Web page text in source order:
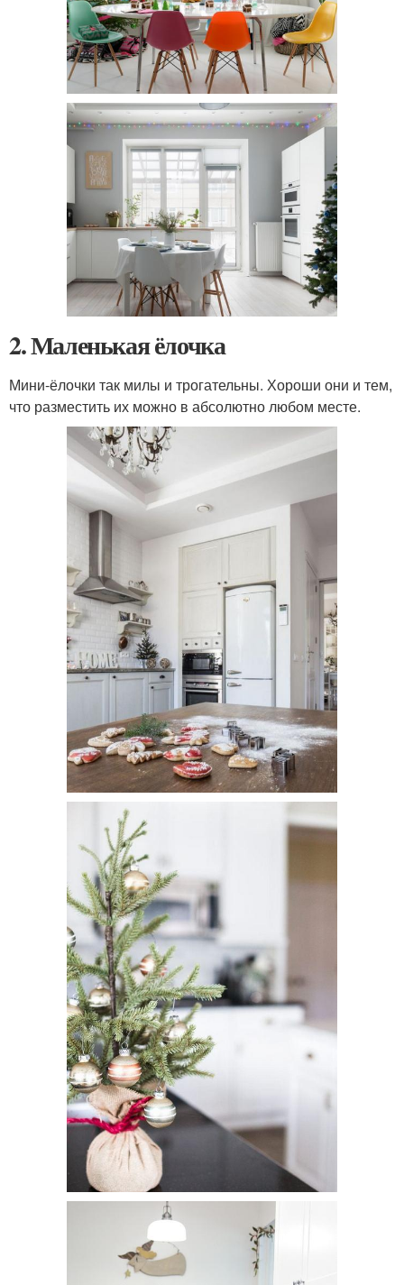
2. Маленькая ёлочка
Мини-ёлочки так милы и трогательны. Хороши они и тем,
что разместить их можно в абсолютно любом месте.